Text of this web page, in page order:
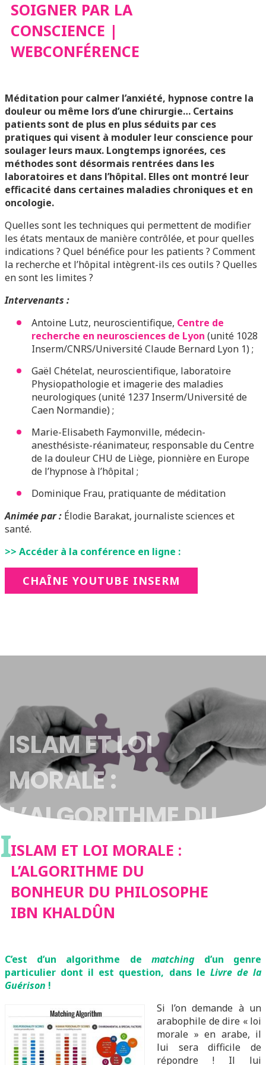
WEBCONFÉRENCE
SOIGNER PAR LA
CONSCIENCE |
WEBCONFÉRENCE
Méditation pour calmer l’anxiété, hypnose contre la
douleur ou même lors d’une chirurgie… Certains
patients sont de plus en plus séduits par ces
pratiques qui visent à moduler leur conscience pour
soulager leurs maux. Longtemps ignorées, ces
méthodes sont désormais rentrées dans les
laboratoires et dans l’hôpital. Elles ont montré leur
efficacité dans certaines maladies chroniques et en
oncologie.
Quelles sont les techniques qui permettent de modifier
les états mentaux de manière contrôlée, et pour quelles
indications ? Quel bénéfice pour les patients ? Comment
la recherche et l’hôpital intègrent-ils ces outils ? Quelles
en sont les limites ?
Intervenants :
Antoine Lutz, neuroscientifique, Centre de
recherche en neurosciences de Lyon (unité 1028
Inserm/CNRS/Université Claude Bernard Lyon 1) ;
Gaël Chételat, neuroscientifique, laboratoire
Physiopathologie et imagerie des maladies
neurologiques (unité 1237 Inserm/Université de
Caen Normandie) ;
Marie-Elisabeth Faymonville, médecin-
anesthésiste-réanimateur, responsable du Centre
de la douleur CHU de Liège, pionnière en Europe
de l’hypnose à l’hôpital ;
Dominique Frau, pratiquante de méditation
Animée par : Élodie Barakat, journaliste sciences et
santé.
>> Accéder à la conférence en ligne :
CHAÎNE YOUTUBE INSERM
ISLAM ET LOI
MORALE :
L’ALGORITHME DU
BONHEUR DU
PHILOSOPHE IBN
KHALDÛN
IISLAM ET LOI MORALE :
L’ALGORITHME DU
BONHEUR DU PHILOSOPHE
IBN KHALDÛN
C’est d’un algorithme de matchingd’un genre
particulier dont il est question, dans le Livre de la
Guérison !
Si l’on demande à un
arabophile de dire « loi
morale » en arabe, il
lui sera difficile de
répondre ! Il lui